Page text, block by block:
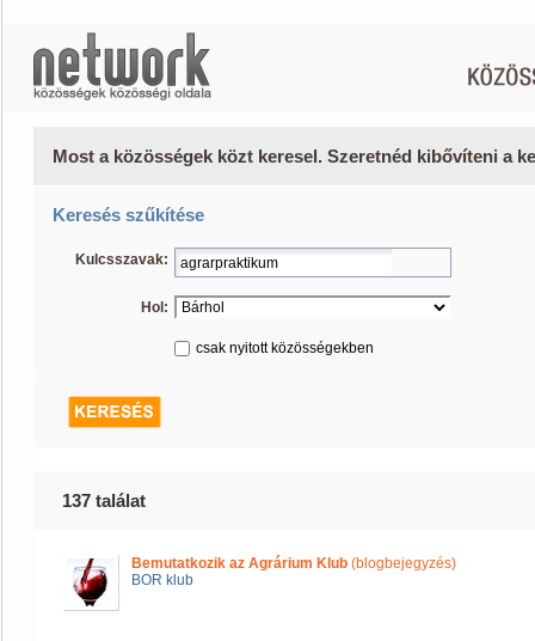
Most a közösségek közt keresel. Szeretnéd kibővíteni a
Keresés szűkítése
Kulcsszavak:
Hol:
csak nyitott közösségekben
137 találat
Bemutatkozik az Agrárium Klub (blogbejegyzés)
BOR klub